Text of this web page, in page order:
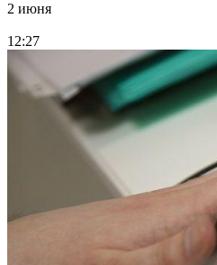
2 июня
12:27